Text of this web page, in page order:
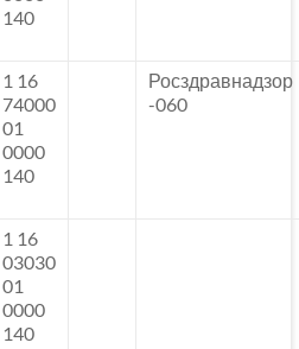
140
1 16
74000
01
0000
140
Росздравнадзор
-060
1 16
03030
01
0000
140